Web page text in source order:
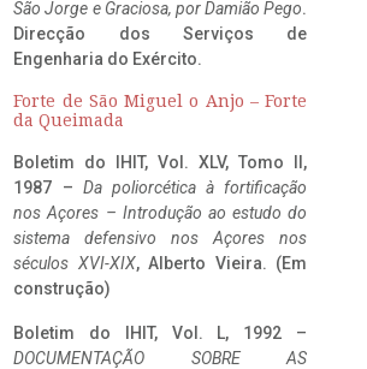
São Jorge e Graciosa, por Damião Pego.
Direcção dos Serviços de
Engenharia do Exército.
Forte de São Miguel o Anjo – Forte
da Queimada
Boletim do IHIT, Vol. XLV, Tomo II,
1987 – Da poliorcética à fortificação
nos Açores – Introdução ao estudo do
sistema defensivo nos Açores nos
séculos XVI-XIX, Alberto Vieira. (Em
construção)
Boletim do IHIT, Vol. L, 1992 –
DOCUMENTAÇÃO SOBRE AS